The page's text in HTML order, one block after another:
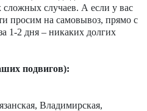
случаев. А если у вас
просим на самовывоз, прямо с
1-2 дня – никаких долгих
подвигов):
Владимирская,